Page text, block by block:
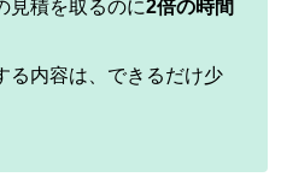
見積を取るのに2倍の時間
る内容は、できるだけ少